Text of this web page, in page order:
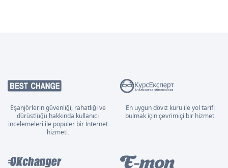
Eşanjörlerin güvenliği, rahatlığı ve
dürüstlüğü hakkında kullanıcı
incelemeleri ile popüler bir İnternet
hizmeti.
En uygun döviz kuru ile yol tarifi
bulmak için çevrimiçi bir hizmet.